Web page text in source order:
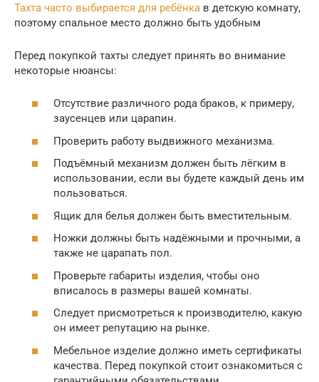
Тахта часто выбирается для ребёнка в детскую комнату,
поэтому спальное место должно быть удобным
Перед покупкой тахты следует принять во внимание
некоторые нюансы:
Отсутствие различного рода браков, к примеру,
заусенцев или царапин.
Проверить работу выдвижного механизма.
Подъёмный механизм должен быть лёгким в
использовании, если вы будете каждый день им
пользоваться.
Ящик для белья должен быть вместительным.
Ножки должны быть надёжными и прочными, а
также не царапать пол.
Проверьте габариты изделия, чтобы оно
вписалось в размеры вашей комнаты.
Следует присмотреться к производителю, какую
он имеет репутацию на рынке.
Мебельное изделие должно иметь сертификаты
качества. Перед покупкой стоит ознакомиться с